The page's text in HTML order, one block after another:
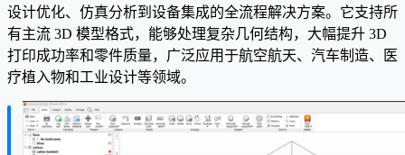
设计优化、仿真分析到设备集成的全流程解决方案。它支持所
有主流 3D 模型格式，能够处理复杂几何结构，大幅提升 3D
打印成功率和零件质量，广泛应用于航空航天、汽车制造、医
疗植入物和工业设计等领域。